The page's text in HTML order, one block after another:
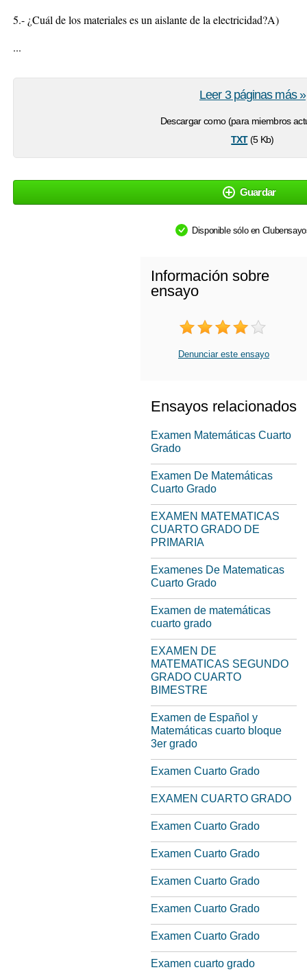
5.- ¿Cuál de los materiales es un aislante de la electricidad?A)
...
Descargar como (para miembros
txt(5 Kb)
Leer 3 páginas más »
Guardar
Disponible sólo en
Información sobre
ensayo
Denunciar este ensayo
Ensayos relacionados
Examen Matemáticas Cuarto
Grado
Examen De Matemáticas
Cuarto Grado
EXAMEN MATEMATICAS
CUARTO GRADO DE
PRIMARIA
Examenes De Matematicas
Cuarto Grado
Examen de matemáticas
cuarto grado
EXAMEN DE
MATEMATICAS SEGUNDO
GRADO CUARTO
BIMESTRE
Examen de Español y
Matemáticas cuarto bloque
3er grado
Examen Cuarto Grado
EXAMEN CUARTO GRADO
Examen Cuarto Grado
Examen Cuarto Grado
Examen Cuarto Grado
Examen Cuarto Grado
Examen Cuarto Grado
Examen cuarto grado